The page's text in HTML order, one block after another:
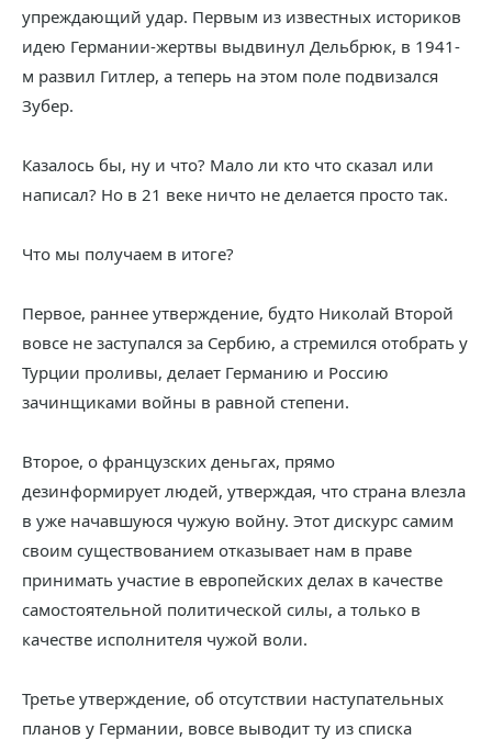
упреждающий удар. Первым из известных историков
идею Германии-жертвы выдвинул Дельбрюк, в 1941-
м развил Гитлер, а теперь на этом поле подвизался
Зубер.
Казалось бы, ну и что? Мало ли кто что сказал или
написал? Но в 21 веке ничто не делается просто так.
Что мы получаем в итоге?
Первое, раннее утверждение, будто Николай Второй
вовсе не заступался за Сербию, а стремился отобрать у
Турции проливы, делает Германию и Россию
зачинщиками войны в равной степени.
Второе, о французских деньгах, прямо
дезинформирует людей, утверждая, что страна влезла
в уже начавшуюся чужую войну. Этот дискурс самим
своим существованием отказывает нам в праве
принимать участие в европейских делах в качестве
самостоятельной политической силы, а только в
качестве исполнителя чужой воли.
Третье утверждение, об отсутствии наступательных
планов у Германии, вовсе выводит ту из списка